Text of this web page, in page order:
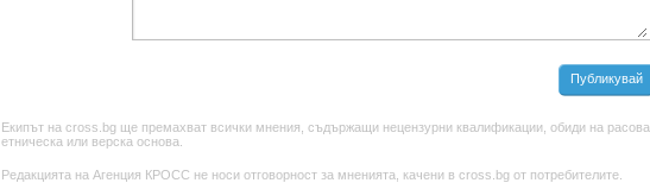
Публикувай
Екипът на cross.bg ще премахват всички мнения, съдържащи нецензурни квалификации, обиди на расова,
етническа или верска основа.
Редакцията на Агенция КРОСС не носи отговорност за мненията, качени в cross.bg от потребителите.